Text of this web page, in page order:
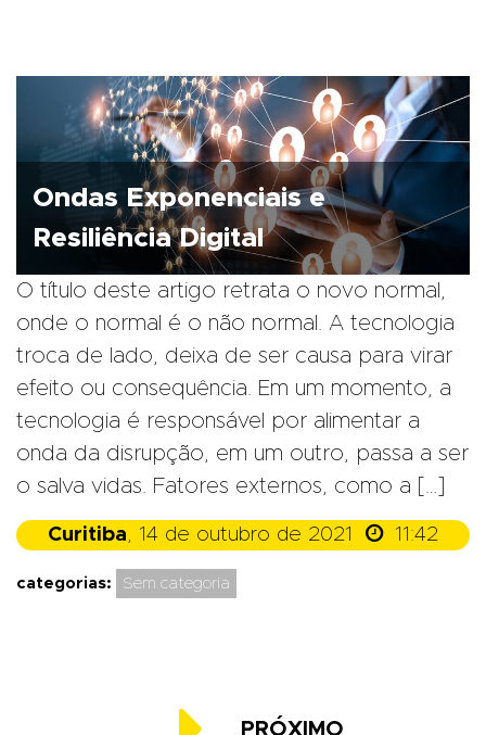
Ondas Exponenciais e
Resiliência Digital
O título deste artigo retrata o novo normal,
onde o normal é o não normal. A tecnologia
troca de lado, deixa de ser causa para virar
efeito ou consequência. Em um momento, a
tecnologia é responsável por alimentar a
onda da disrupção, em um outro, passa a ser
o salva vidas. Fatores externos, como a […]
Curitiba, 14 de outubro de 2021  11:42
categorias: Sem categoria
PRÓXIMO